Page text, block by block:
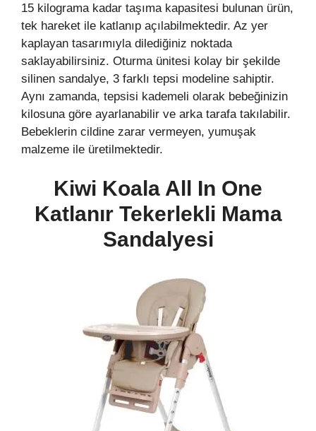
15 kilograma kadar taşıma kapasitesi bulunan ürün,
tek hareket ile katlanıp açılabilmektedir. Az yer
kaplayan tasarımıyla dilediğiniz noktada
saklayabilirsiniz. Oturma ünitesi kolay bir şekilde
silinen sandalye, 3 farklı tepsi modeline sahiptir.
Aynı zamanda, tepsisi kademeli olarak bebeğinizin
kilosuna göre ayarlanabilir ve arka tarafa takılabilir.
Bebeklerin cildine zarar vermeyen, yumuşak
malzeme ile üretilmektedir.
Kiwi Koala All In One
Katlanır Tekerlekli Mama
Sandalyesi